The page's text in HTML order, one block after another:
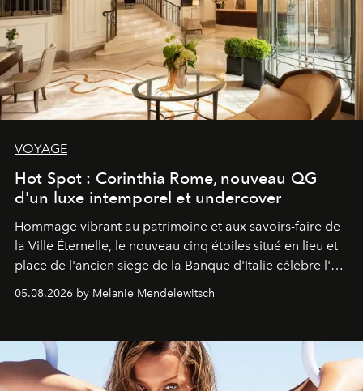
VOYAGE
Hot Spot : Corinthia Rome, nouveau QG
d'un luxe intemporel et undercover
Hommage vibrant au patrimoine et aux savoirs-faire de
la Ville Éternelle, le nouveau cinq étoiles situé en lieu et
place de l'ancien siège de la Banque d'Italie célèbre l'art
de vivre Romain dans toute son élégance intemporelle.
05.08.2026 by Melanie Mendelewitsch